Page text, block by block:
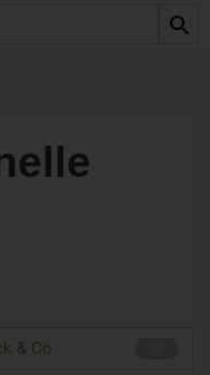
& Co